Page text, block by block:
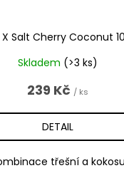
X Salt Cherry Coconut
Skladem (>3 ks)
239 Kč / ks
DETAIL
třešní a kokosu